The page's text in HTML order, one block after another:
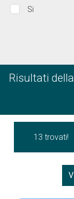
Si
Risultati
13 trovati!